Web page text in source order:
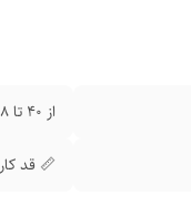
از 40 تا 48
📏 قد کار: 100 سانته_اندازه های دقیق سایز مد نظرتون موقع ثبت سفارش